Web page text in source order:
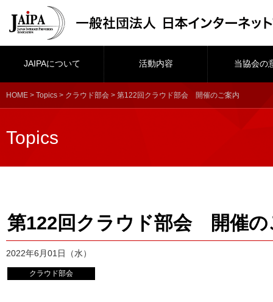
JAIPAについて 活動内容 当協会の
HOME > Topics > クラウド部会 > 第122回クラウド部会 開催のご案内
Topics
第122回クラウド部会 開催の
2022年6月01日（水）
クラウド部会